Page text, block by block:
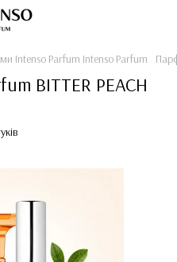
Intenso Parfum Intenso Parfum
BITTER PEACH